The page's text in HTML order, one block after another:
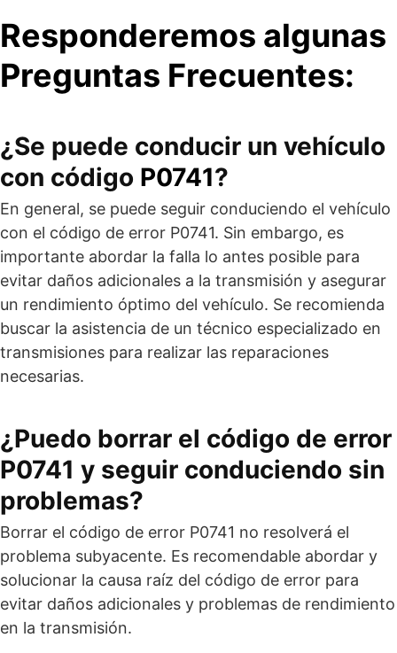
Responderemos algunas
Preguntas Frecuentes:
¿Se puede conducir un vehículo
con código P0741?
En general, se puede seguir conduciendo el vehículo
con el código de error P0741. Sin embargo, es
importante abordar la falla lo antes posible para
evitar daños adicionales a la transmisión y asegurar
un rendimiento óptimo del vehículo. Se recomienda
buscar la asistencia de un técnico especializado en
transmisiones para realizar las reparaciones
necesarias.
¿Puedo borrar el código de error
P0741 y seguir conduciendo sin
problemas?
Borrar el código de error P0741 no resolverá el
problema subyacente. Es recomendable abordar y
solucionar la causa raíz del código de error para
evitar daños adicionales y problemas de rendimiento
en la transmisión.